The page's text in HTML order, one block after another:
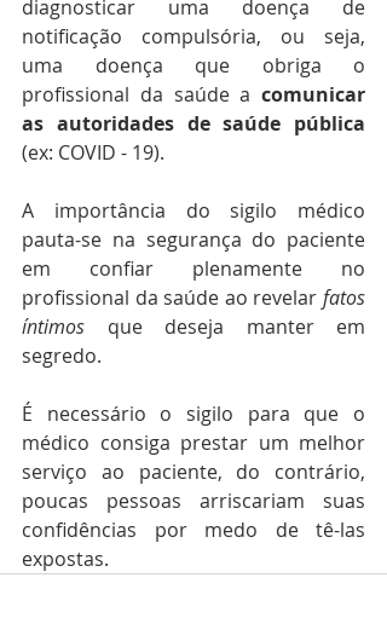
diagnosticar uma doença de
notificação compulsória, ou seja,
uma doença que obriga o
profissional da saúde a comunicar
as autoridades de saúde pública
(ex: COVID - 19).
A importância do sigilo médico
pauta-se na segurança do paciente
em confiar plenamente no
profissional da saúde ao revelar fatos
íntimos que deseja manter em
segredo.
É necessário o sigilo para que o
médico consiga prestar um melhor
serviço ao paciente, do contrário,
poucas pessoas arriscariam suas
confidências por medo de tê-las
expostas.